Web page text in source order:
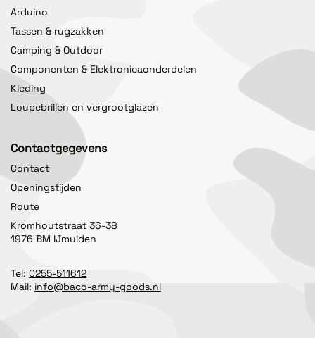
Arduino
Tassen & rugzakken
Camping & Outdoor
Componenten & Elektronicaonderdelen
Kleding
Loupebrillen en vergrootglazen
Contactgegevens
Contact
Openingstijden
Route
Kromhoutstraat 36-38
1976 BM IJmuiden
Tel: 0255-511612
Mail: info@baco-army-goods.nl